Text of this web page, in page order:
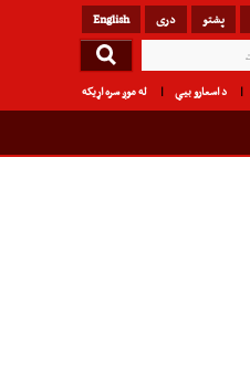
English دری پشتو
له موږ سره اړیکه د اسعارو بیې